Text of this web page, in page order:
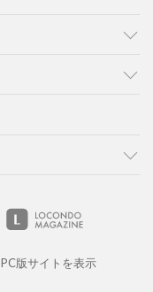
PC版サイトを表示